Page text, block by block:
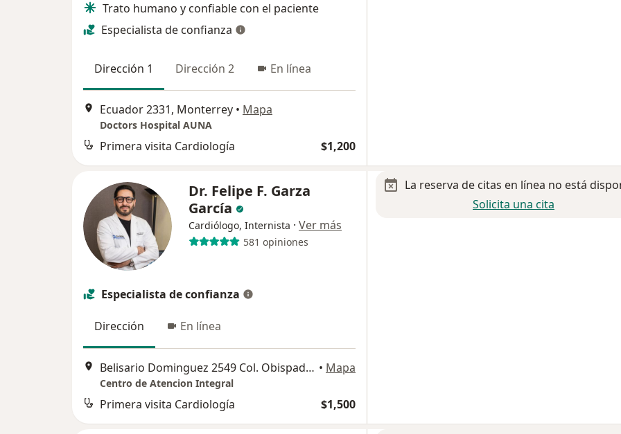
Trato humano y confiable con el paciente
Especialista de confianza
Dirección 1 Dirección 2 En línea
Ecuador 2331, Monterrey • Mapa
Doctors Hospital AUNA
Primera visita Cardiología $1,200
Dr. Felipe F. Garza
García
Cardiólogo, Internista · Ver más
581 opiniones
Especialista de confianza
Dirección En línea
Belisario Dominguez 2549 Col. Obispado, Monterrey • Mapa
Centro de Atencion Integral
Primera visita Cardiología $1,500
La reserva de citas en línea no está
Solicita una cita